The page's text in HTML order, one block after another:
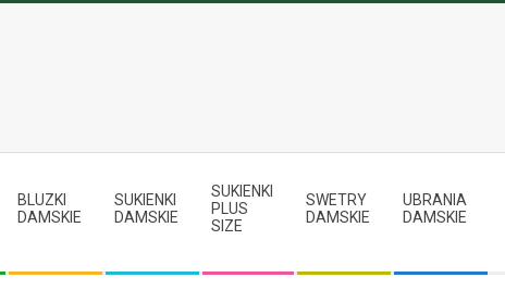
BLUZKI
DAMSKIE
SUKIENKI
DAMSKIE
SUKIENKI
PLUS
SIZE
SWETRY
DAMSKIE
UBRANIA
DAMSKIE